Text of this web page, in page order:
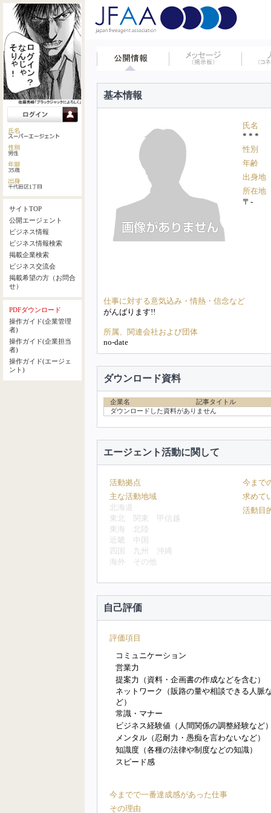
サイトTOP
公開エージェント
ビジネス情報
ビジネス情報検索
掲載企業検索
ビジネス交流会
掲載希望の方（お問合
せ）
PDFダウンロード
操作ガイド(企業管理
者)
操作ガイド(企業担当
者)
操作ガイド(エージェ
ント)
基本情報
氏名
* * *
性別
年齢
出身地
所在地
〒-
仕事に対する意気込み・情熱・信念など
がんばります!!
所属、関連会社および団体
no-date
ダウンロード資料
企業名
記事タイトル
ダウンロードした資料がありません
エージェント活動に関して
活動拠点
主な活動地域
北海道
東北
関東
甲信越
東海
北陸
近畿
中国
四国
九州
沖縄
海外
その他
今まで
求めて
活動目
自己評価
評価項目
コミュニケーション
営業力
提案力（資料・企画書の作成などを含む）
ネットワーク（販路の量や相談できる人脈
ど）
常識・マナー
ビジネス経験値（人間関係の調整経験など
メンタル（忍耐力・愚痴を言わないなど）
知識度（各種の法律や制度などの知識）
スピード感
今までで一番達成感があった仕事
その理由